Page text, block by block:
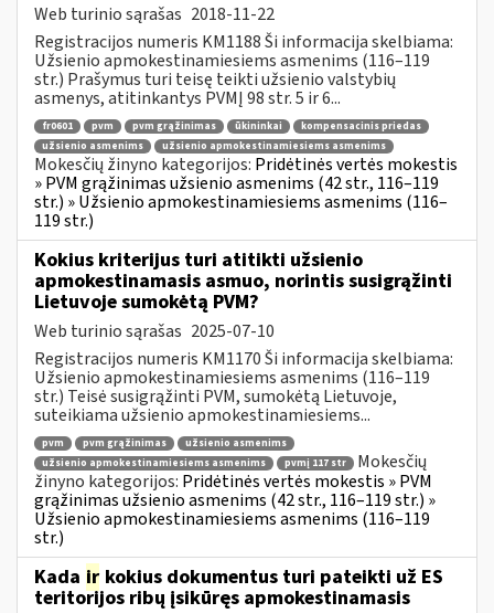
Web turinio sąrašas 2018-11-22
Registracijos numeris KM1188 Ši informacija skelbiama:
Užsienio apmokestinamiesiems asmenims (116–119
str.) Prašymus turi teisę teikti užsienio valstybių
asmenys, atitinkantys PVMĮ 98 str. 5 ir 6...
fr0601 pvm pvm grąžinimas ūkininkai
kompensacinis priedas
užsienio asmenims
užsienio apmokestinamiesiems asmenims
Mokesčių žinyno kategorijos: Pridėtinės vertės mokestis
» PVM grąžinimas užsienio asmenims (42 str., 116–119
str.) » Užsienio apmokestinamiesiems asmenims (116–
119 str.)
Kokius kriterijus turi atitikti užsienio
apmokestinamasis asmuo, norintis susigrąžinti
Lietuvoje sumokėtą PVM?
Web turinio sąrašas 2025-07-10
Registracijos numeris KM1170 Ši informacija skelbiama:
Užsienio apmokestinamiesiems asmenims (116–119
str.) Teisė susigrąžinti PVM, sumokėtą Lietuvoje,
suteikiama užsienio apmokestinamiesiems...
pvm pvm grąžinimas
užsienio asmenims
užsienio apmokestinamiesiems asmenims
pvmį 117 str
Mokesčių
žinyno kategorijos: Pridėtinės vertės mokestis » PVM
grąžinimas užsienio asmenims (42 str., 116–119 str.) »
Užsienio apmokestinamiesiems asmenims (116–119
str.)
Kada ir kokius dokumentus turi pateikti už ES
teritorijos ribų įsikūręs apmokestinamasis